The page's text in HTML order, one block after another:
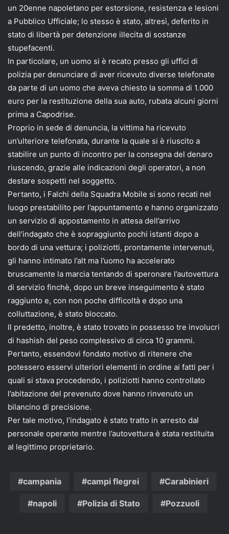
un 20enne napoletano per estorsione, resistenza e lesioni
a Pubblico Ufficiale; lo stesso è stato, altresì, deferito in
stato di libertà per detenzione illecita di sostanze
stupefacenti.
In particolare, un uomo si è recato presso gli uffici di
polizia per denunciare di aver ricevuto diverse telefonate
da parte di un uomo che aveva chiesto la somma di 1.000
euro per la restituzione della sua auto, rubata alcuni giorni
prima a Capodrise.
Proprio in sede di denuncia, la vittima ha ricevuto
un’ulteriore telefonata, durante la quale si è riuscito a
stabilire un punto di incontro per la consegna del denaro
riuscendo, grazie alle indicazioni degli operatori, a non
destare sospetti nel soggetto.
Pertanto, i Falchi della Squadra Mobile si sono recati nel
luogo prestabilito per l’appuntamento e hanno organizzato
un servizio di appostamento in attesa dell’arrivo
dell’indagato che è sopraggiunto pochi istanti dopo a
bordo di una vettura; i poliziotti, prontamente intervenuti,
gli hanno intimato l’alt ma l’uomo ha accelerato
bruscamente la marcia tentando di speronare l’autovettura
di servizio finchè, dopo un breve inseguimento è stato
raggiunto e, con non poche difficoltà e dopo una
colluttazione, è stato bloccato.
Il predetto, inoltre, è stato trovato in possesso tre involucri
di hashish del peso complessivo di circa 10 grammi.
Pertanto, essendovi fondato motivo di ritenere che
potessero esservi ulteriori elementi in ordine ai fatti per i
quali si stava procedendo, i poliziotti hanno controllato
l’abitazione del prevenuto dove hanno rinvenuto un
bilancino di precisione.
Per tale motivo, l’indagato è stato tratto in arresto dal
personale operante mentre l’autovettura è stata restituita
al legittimo proprietario.
campania campi flegrei Carabinieri
napoli Polizia di Stato Pozzuoli